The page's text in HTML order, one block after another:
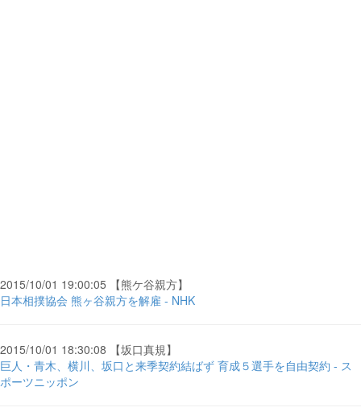
2015/10/01 19:00:05 【熊ケ谷親方】
日本相撲協会 熊ヶ谷親方を解雇 - NHK
2015/10/01 18:30:08 【坂口真規】
巨人・青木、横川、坂口と来季契約結ばず 育成５選手を自由契約 - ス
ポーツニッポン